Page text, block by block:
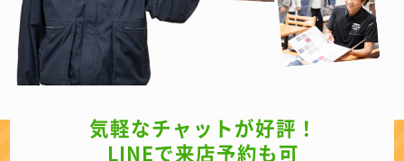
気軽なチャットが好評！
LINEで来店予約も可